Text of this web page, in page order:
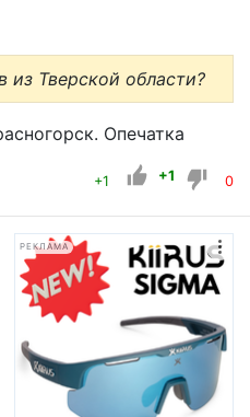
из Тверской области?
Опечатка
+1 +1 0
РЕКЛАМА